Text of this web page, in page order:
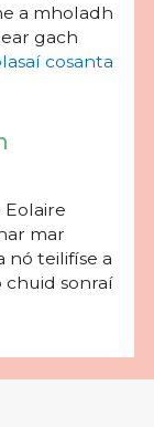
a mholadh
gach
cosanta
mar
nó teilifíse a
chuid sonraí